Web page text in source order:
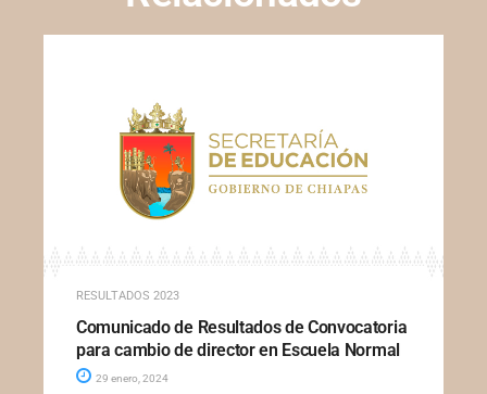
RESULTADOS 2023
Comunicado de Resultados de Convocatoria
para cambio de director en Escuela Normal
29 enero, 2024